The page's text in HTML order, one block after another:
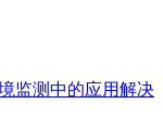
监测中的应用解决